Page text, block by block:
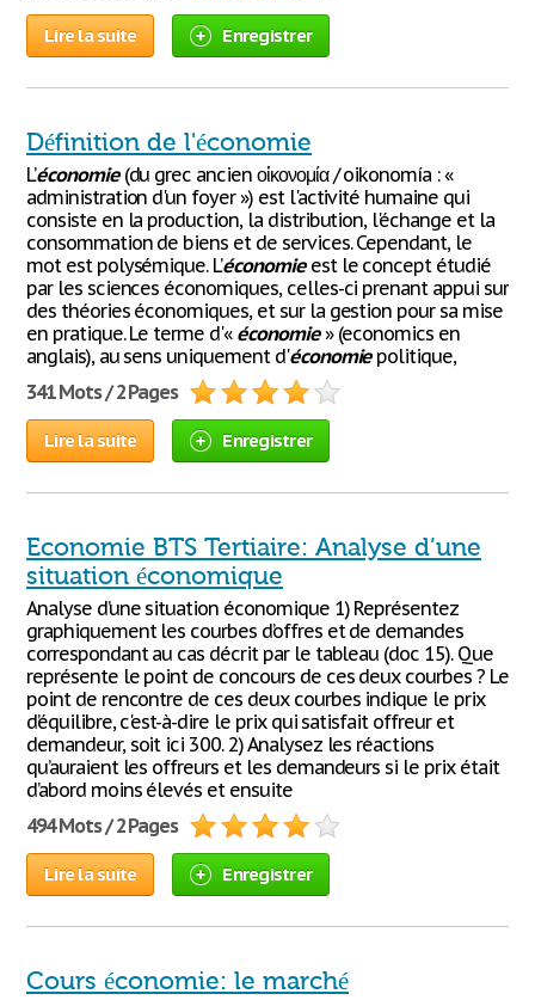
Lire la suite Enregistrer
Définition de l'économie
L’économie(du grec ancien οἰκονομία / oikonomía : «
administration d'un foyer ») est l'activité humaine qui
consiste en la production, la distribution, l'échange et la
consommation de biens et de services. Cependant, le
mot est polysémique. L’économieest le concept étudié
par les sciences économiques, celles-ci prenant appui sur
des théories économiques, et sur la gestion pour sa mise
en pratique. Le terme d'« économie» (economics en
anglais), au sens uniquement d'économiepolitique,
341 Mots / 2 Pages
Lire la suite Enregistrer
Economie BTS Tertiaire: Analyse d’une
situation économique
Analyse d’une situation économique 1) Représentez
graphiquement les courbes d’offres et de demandes
correspondant au cas décrit par le tableau (doc 15). Que
représente le point de concours de ces deux courbes ? Le
point de rencontre de ces deux courbes indique le prix
d’équilibre, c'est-à-dire le prix qui satisfait offreur et
demandeur, soit ici 300. 2) Analysez les réactions
qu’auraient les offreurs et les demandeurs si le prix était
d’abord moins élevés et ensuite
494 Mots / 2 Pages
Lire la suite Enregistrer
Cours économie: le marché